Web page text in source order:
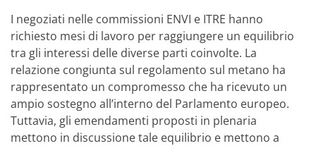
I negoziati nelle commissioni ENVI e ITRE hanno
richiesto mesi di lavoro per raggiungere un equilibrio
tra gli interessi delle diverse parti coinvolte. La
relazione congiunta sul regolamento sul metano ha
rappresentato un compromesso che ha ricevuto un
ampio sostegno all’interno del Parlamento europeo.
Tuttavia, gli emendamenti proposti in plenaria
mettono in discussione tale equilibrio e mettono a